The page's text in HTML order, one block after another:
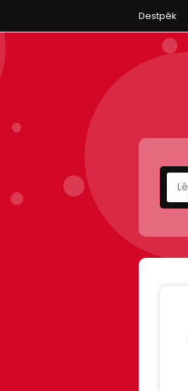
Destpêk